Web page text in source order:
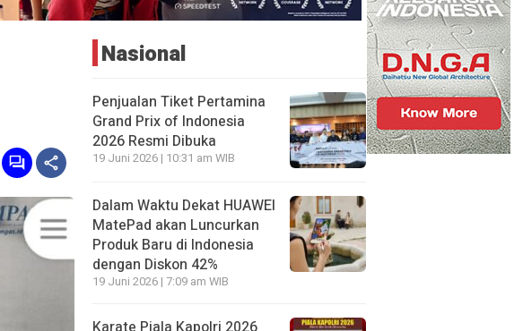
Nasional
Penjualan Tiket Pertamina
Grand Prix of Indonesia
2026 Resmi Dibuka
19 Juni 2026 | 10:31 am WIB
Dalam Waktu Dekat HUAWEI
MatePad akan Luncurkan
Produk Baru di Indonesia
dengan Diskon 42%
19 Juni 2026 | 7:09 am WIB